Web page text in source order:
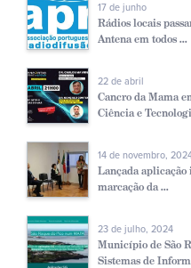
17 de junho
Rádios locais
Antena em todos ...
22 de abril
Cancro da Mama
Ciência e
14 de novembro,
Lançada
marcação da ...
23 de julho, 2024
Município de São
Sistemas de